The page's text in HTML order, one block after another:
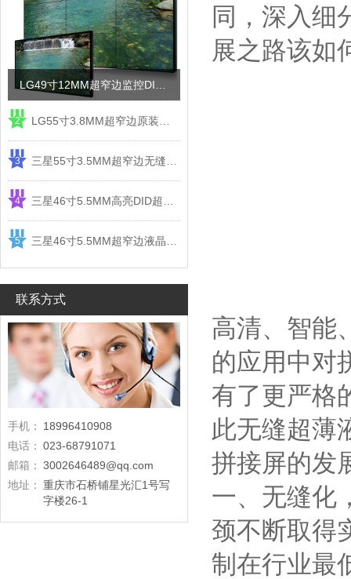
2
3
4
5
联系方式
手机：
18996410908
电话： 023-68791071
邮箱： 3002646489@qq.com
地址： 重庆市石桥铺星光汇1号写
字楼26-1
同，深入细
展之路该如
高清、智能
的应用中对
有了更严格
此无缝超薄
拼接屏的发
一、无缝化
颈不断取得
制在行业最